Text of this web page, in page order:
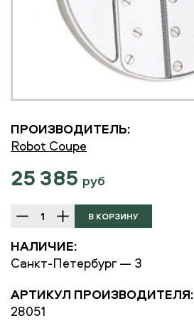
ПРОИЗВОДИТЕЛЬ:
Robot Coupe
25 385 руб
НАЛИЧИЕ:
Санкт-Петербург — 3
АРТИКУЛ ПРОИЗВОДИТЕЛЯ:
28051